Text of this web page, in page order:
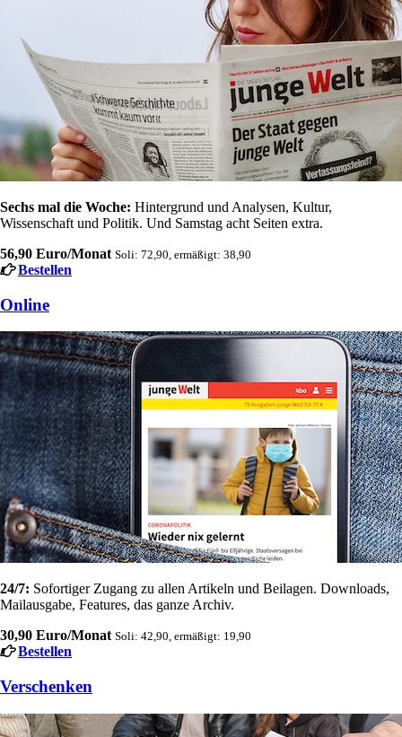
Sechs mal die Woche: Hintergrund und Analysen, Kultur,
Wissenschaft und Politik. Und Samstag acht Seiten extra.
56,90 Euro/Monat Soli: 72,90, ermäßigt: 38,90
Bestellen
Online
24/7: Sofortiger Zugang zu allen Artikeln und Beilagen. Downloads,
Mailausgabe, Features, das ganze Archiv.
30,90 Euro/Monat Soli: 42,90, ermäßigt: 19,90
Bestellen
Verschenken